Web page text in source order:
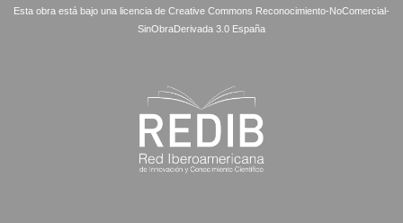
Esta obra está bajo una licencia de Creative Commons Reconocimiento-NoComercial-
SinObraDerivada 3.0 España